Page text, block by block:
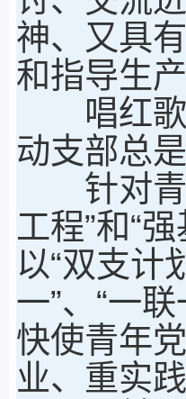
神、又具
和指导生
唱红歌
动支部总
针对青
工程”和“
以“双支计
一”、“一
快使青年
业、重实